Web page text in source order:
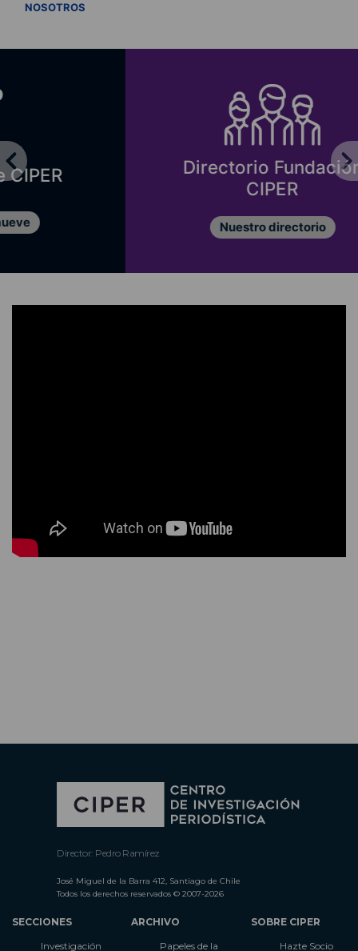
NOSOTROS
Directorio Fundación
Nuestro directorio
Director: Pedro Ramírez
José Miguel de la Barra 412, Santiago de Chile
Todos los derechos reservados © 2007-2026
SECCIONES
Investigación
ARCHIVO
Papeles de la
SOBRE CIPER
Hazte Socio